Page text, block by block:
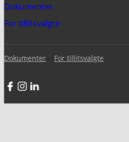
Dokumenter
For tillitsvalgte
Dokumenter For tillitsvalgte